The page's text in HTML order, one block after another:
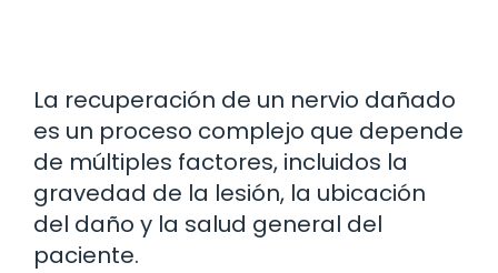
La recuperación de un nervio dañado
es un proceso complejo que depende
de múltiples factores, incluidos la
gravedad de la lesión, la ubicación
del daño y la salud general del
paciente.